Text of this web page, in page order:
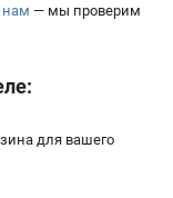
нам — мы проверим
для вашего